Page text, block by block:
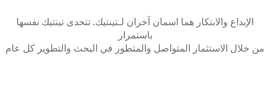
الإبداع والابتكار هما اسمان آخران لـتينتيك. تتحدى تينتيك نفسها
باستمرار
من خلال الاستثمار المتواصل والمتطور في البحث والتطوير كل عام